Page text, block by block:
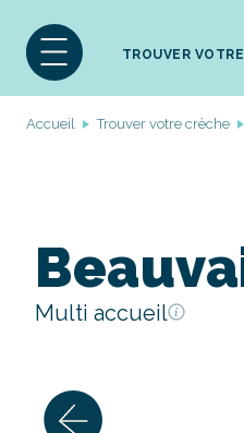
TROUVER
Accueil Trouver votre crèche
Multi accueil